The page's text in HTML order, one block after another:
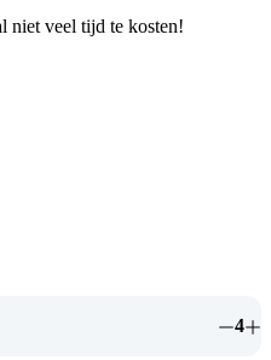
niet veel tijd te kosten!
4